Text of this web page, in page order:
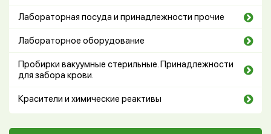
Лабораторная посуда и принадлежности прочие
Лабораторное оборудование
Пробирки вакуумные стерильные. Принадлежности
для забора крови.
Красители и химические реактивы